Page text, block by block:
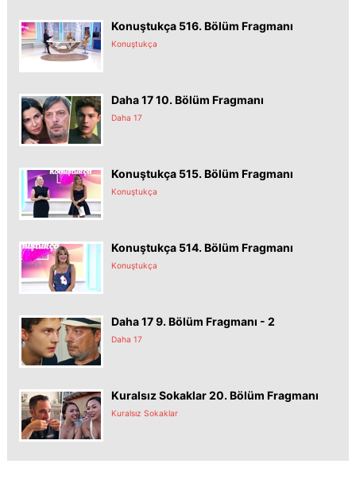
Konuştukça 516. Bölüm Fragmanı
Konuştukça
Daha 17 10. Bölüm Fragmanı
Daha 17
Konuştukça 515. Bölüm Fragmanı
Konuştukça
Konuştukça 514. Bölüm Fragmanı
Konuştukça
Daha 17 9. Bölüm Fragmanı - 2
Daha 17
Kuralsız Sokaklar 20. Bölüm Fragmanı
Kuralsız Sokaklar